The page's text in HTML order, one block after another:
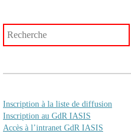
Inscription à la liste de diffusion
Inscription au GdR IASIS
Accès à l’intranet GdR IASIS